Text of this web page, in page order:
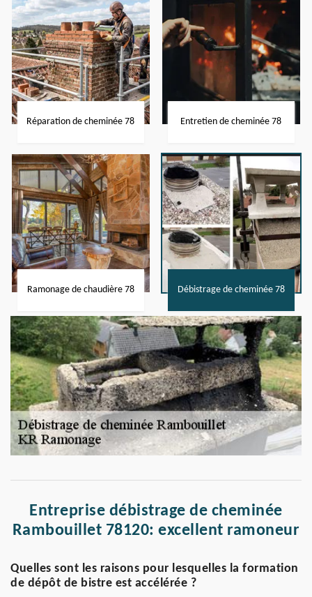
Réparation de cheminée 78 Entretien de cheminée 78
Ramonage de chaudière 78 Débistrage de cheminée 78
Entreprise débistrage de cheminée
Rambouillet 78120: excellent ramoneur
Quelles sont les raisons pour lesquelles la formation
de dépôt de bistre est accélérée ?